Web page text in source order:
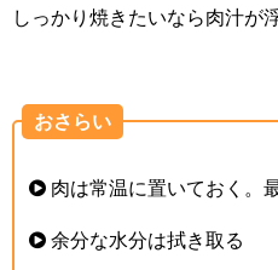
しっかり焼きたいなら肉汁が
おさらい
肉は常温に置いておく。
余分な水分は拭き取る